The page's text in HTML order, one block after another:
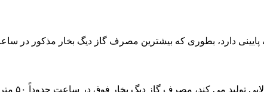
که بیشترین مصرف گاز دیگ بخار مذکور در ساعت ۳۶ متر مکعب می